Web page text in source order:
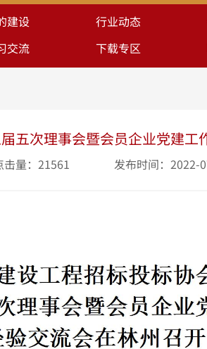
建设 行业动态
交流 下载专区
五次理事会暨会员企业党建工
击量：21561 发布时间：2022-